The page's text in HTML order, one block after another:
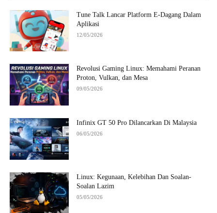
Tune Talk Lancar Platform E-Dagang Dalam
Aplikasi
12/05/2026
Revolusi Gaming Linux: Memahami Peranan
Proton, Vulkan, dan Mesa
09/05/2026
Infinix GT 50 Pro Dilancarkan Di Malaysia
06/05/2026
Linux: Kegunaan, Kelebihan Dan Soalan-
Soalan Lazim
05/05/2026